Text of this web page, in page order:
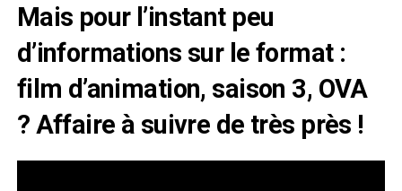
Mais pour l’instant peu
d’informations sur le format :
film d’animation, saison 3, OVA
? Affaire à suivre de très près !